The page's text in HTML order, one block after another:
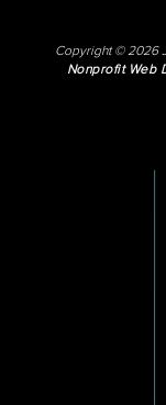
Copyright © 2026
Nonprofit Web